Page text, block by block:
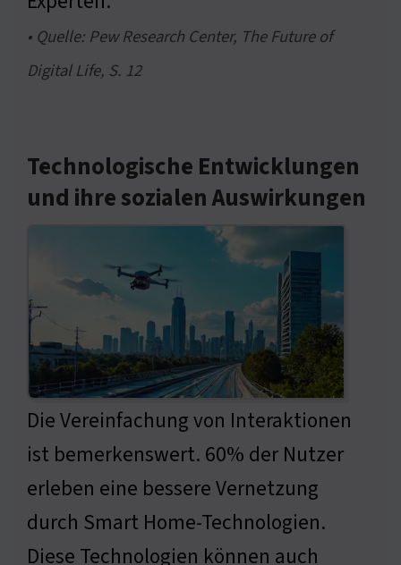
• Quelle: Pew Research Center, The Future of
Digital Life, S. 12
Technologische Entwicklungen
und ihre sozialen Auswirkungen
Die Vereinfachung von Interaktionen
ist bemerkenswert. 60% der Nutzer
erleben eine bessere Vernetzung
durch Smart Home-Technologien.
Diese Technologien können auch